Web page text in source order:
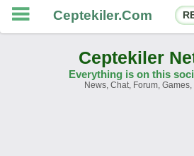
Ceptekiler.Com
Ceptekiler
Everything is on this
News, Chat, Forum,